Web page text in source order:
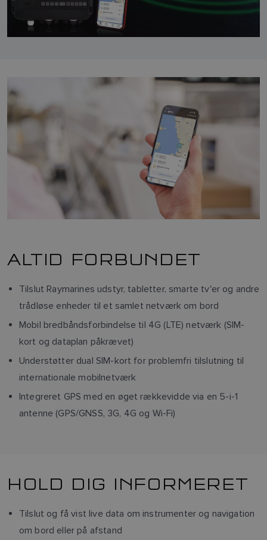
ALTID FORBUNDET
Tilslut Raymarines udstyr, tabletter, smarte tv'er og andre
trådløse enheder til et samlet netværk om bord
Mobil bredbåndsforbindelse til 4G (LTE) netværk (SIM-
kort og dataplan påkrævet)
Understøtter dual SIM-kort for problemfri tilslutning til
internationale mobilnetværk
Integreret GPS med en øget rækkevidde via en 5-i-1
antenne (GPS/GNSS, 3G, 4G og Wi-Fi)
HOLD DIG INFORMERET
Tilslut og få vist live data om instrumenter og navigation
om bord eller på afstand